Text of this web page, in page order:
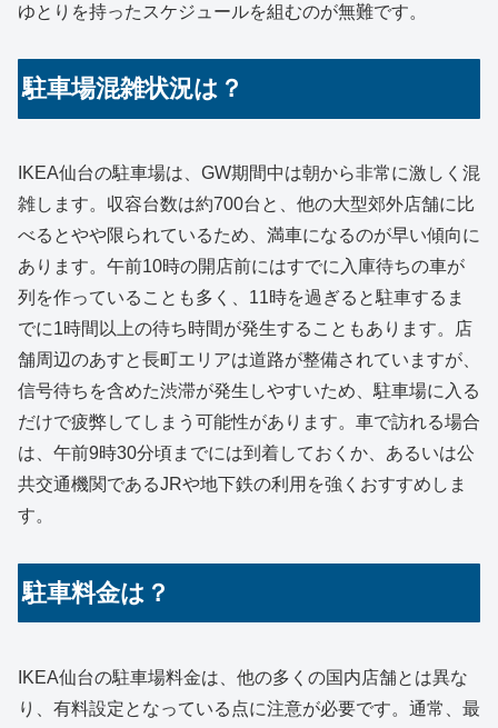
ゆとりを持ったスケジュールを組むのが無難です。
駐車場混雑状況は？
IKEA仙台の駐車場は、GW期間中は朝から非常に激しく混
雑します。収容台数は約700台と、他の大型郊外店舗に比
べるとやや限られているため、満車になるのが早い傾向に
あります。午前10時の開店前にはすでに入庫待ちの車が
列を作っていることも多く、11時を過ぎると駐車するま
でに1時間以上の待ち時間が発生することもあります。店
舗周辺のあすと長町エリアは道路が整備されていますが、
信号待ちを含めた渋滞が発生しやすいため、駐車場に入る
だけで疲弊してしまう可能性があります。車で訪れる場合
は、午前9時30分頃までには到着しておくか、あるいは公
共交通機関であるJRや地下鉄の利用を強くおすすめしま
す。
駐車料金は？
IKEA仙台の駐車場料金は、他の多くの国内店舗とは異な
り、有料設定となっている点に注意が必要です。通常、最